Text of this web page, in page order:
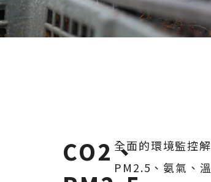
CO2、全面的環境監控
PM2.5、氨氣、